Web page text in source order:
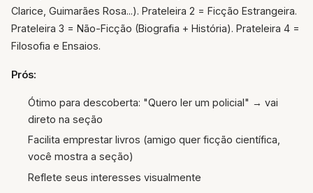
Clarice, Guimarães Rosa...). Prateleira 2 = Ficção Estrangeira.
Prateleira 3 = Não-Ficção (Biografia + História). Prateleira 4 =
Filosofia e Ensaios.
Prós:
Ótimo para descoberta: "Quero ler um policial" → vai
direto na seção
Facilita emprestar livros (amigo quer ficção científica,
você mostra a seção)
Reflete seus interesses visualmente